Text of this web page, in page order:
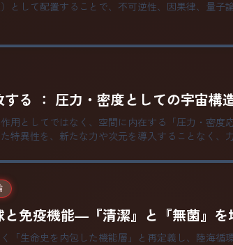
として配置することで、不可逆性、因果律、量
する ： 圧力・密度としての宇宙
用としてではなく、空間に内在する「圧力・密
た特異性を、新たな力や次元を導入することなく
と免疫機能―『清潔』と『無菌』
「生命史を内包した機能層」と再定義し、陸海